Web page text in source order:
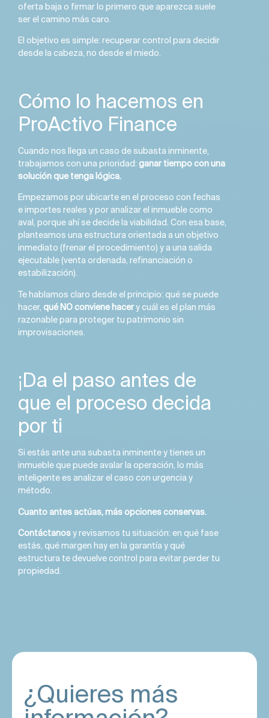
oferta baja o firmar lo primero que aparezca suele
ser el camino más caro.
El objetivo es simple: recuperar control para decidir
desde la cabeza, no desde el miedo.
Cómo lo hacemos en
ProActivo Finance
Cuando nos llega un caso de subasta inminente,
trabajamos con una prioridad: ganar tiempo con una
solución que tenga lógica.
Empezamos por ubicarte en el proceso con fechas
e importes reales y por analizar el inmueble como
aval, porque ahí se decide la viabilidad. Con esa base,
planteamos una estructura orientada a un objetivo
inmediato (frenar el procedimiento) y a una salida
ejecutable (venta ordenada, refinanciación o
estabilización).
Te hablamos claro desde el principio: qué se puede
hacer, qué NO conviene hacery cuál es el plan más
razonable para proteger tu patrimonio sin
improvisaciones.
¡Da el paso antes de
que el proceso decida
por ti
Si estás ante una subasta inminente y tienes un
inmueble que puede avalar la operación, lo más
inteligente es analizar el caso con urgencia y
método.
Cuanto antes actúas, más opciones conservas.
Contáctanosy revisamos tu situación: en qué fase
estás, qué margen hay en la garantía y qué
estructura te devuelve control para evitar perder tu
propiedad.
¿Quieres más